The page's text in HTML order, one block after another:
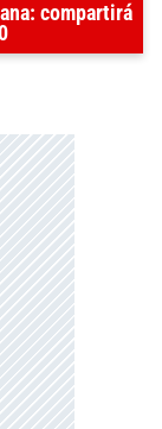
compartirá